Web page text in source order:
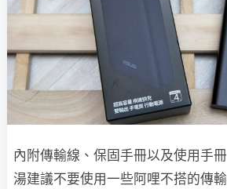
內附傳輸線、保固手冊以及使用手
湯建議不要使用一些阿哩不搭的傳